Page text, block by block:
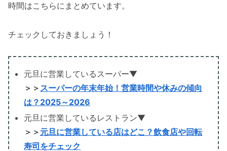
時間はこちらにまとめています。
チェックしておきましょう！
元旦に営業しているスーパー▼
＞＞ スーパーの年末年始！営業時間や休みの傾向
は？2025～2026
元旦に営業しているレストラン▼
＞＞ 元旦に営業している店はどこ？飲食店や回転
寿司をチェック